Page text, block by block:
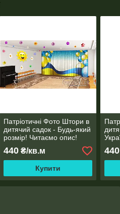
Патріотичні Фото Штори в
дитячий садок - Будь-який
розмір! Читаємо опис!
440₴/кв.м
Купити
та
440